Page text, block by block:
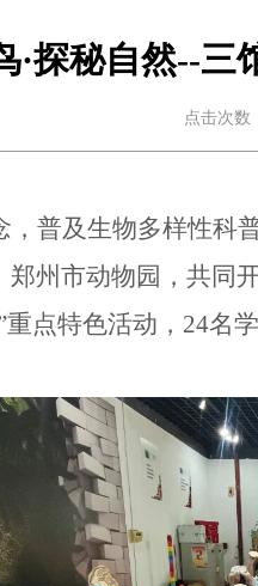
·探秘自然--三
点击次数
，普及生物多样性科
州市动物园，共同
点特色活动，24名